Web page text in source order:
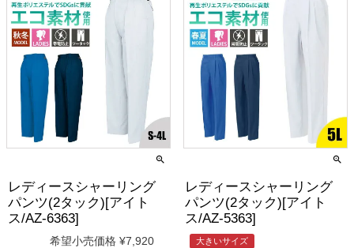
レディースシャーリング
パンツ(2タック)[アイト
ス/AZ-6363]
希望小売価格 ¥7,920
レディースシャーリング
パンツ(2タック)[アイト
ス/AZ-5363]
大きいサイズ